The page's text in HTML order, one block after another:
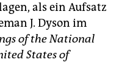
als ein Aufsatz
J. Dyson im
of the National
States of